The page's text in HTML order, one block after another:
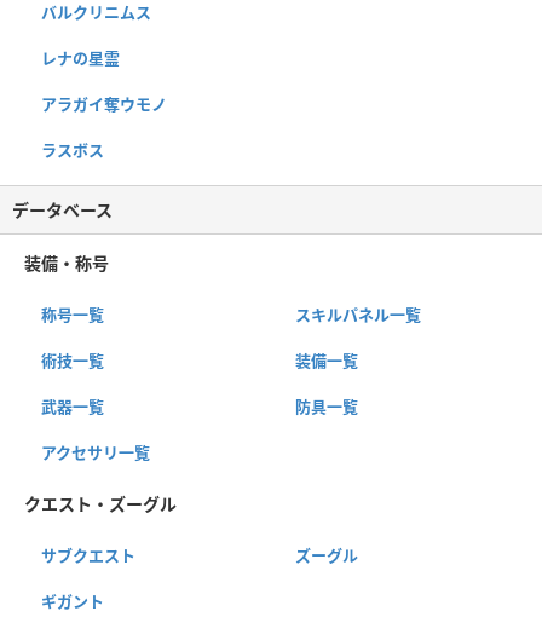
バルクリニムス
レナの星霊
アラガイ奪ウモノ
ラスボス
データベース
装備・称号
称号一覧 スキルパネル一覧
術技一覧 装備一覧
武器一覧 防具一覧
アクセサリ一覧
クエスト・ズーグル
サブクエスト ズーグル
ギガント